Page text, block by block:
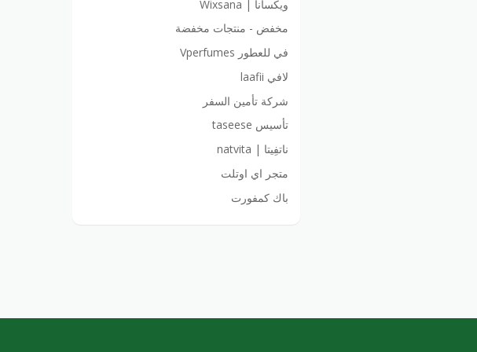
ويكسانا | Wixsana
مخفض - منتجات مخفضة
في للعطور Vperfumes
لافي laafii
شركة تأمين السفر
تأسيس taseese
ناتفِيتا | natvita
متجر اي اوتلت
باك كمفورت